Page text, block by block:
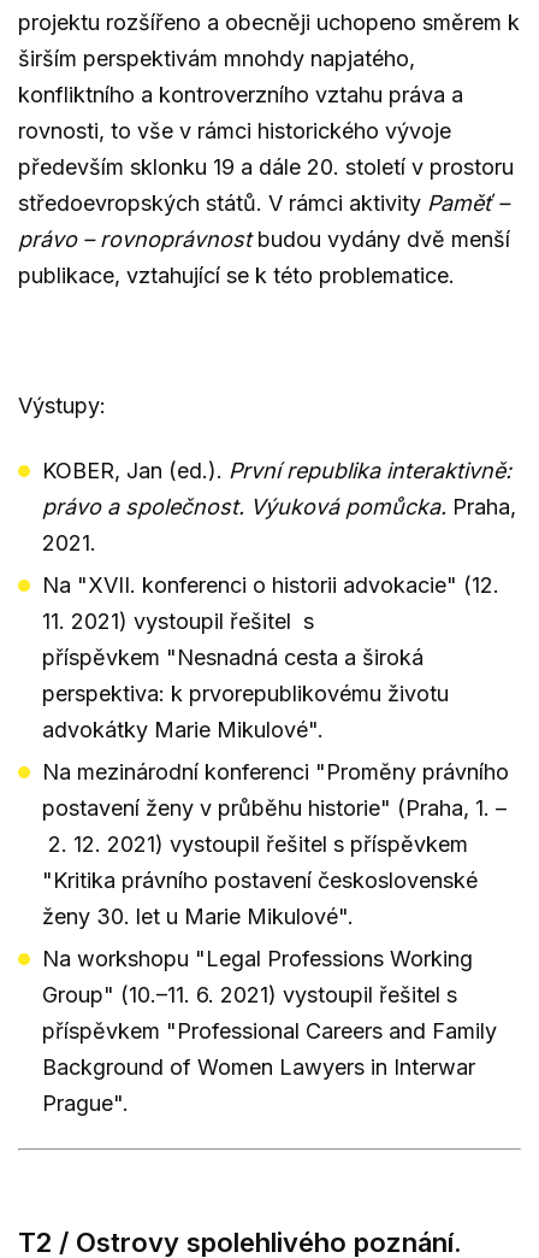
projektu rozšířeno a obecněji uchopeno směrem k
širším perspektivám mnohdy napjatého,
konfliktního a kontroverzního vztahu práva a
rovnosti, to vše v rámci historického vývoje
především sklonku 19 a dále 20. století v prostoru
středoevropských států. V rámci aktivity Paměť –
právo – rovnoprávnostbudou vydány dvě menší
publikace, vztahující se k této problematice.
Výstupy:
KOBER, Jan (ed.). První republika interaktivně:
právo a společnost. Výuková pomůcka. Praha,
2021.
Na "XVII. konferenci o historii advokacie" (12.
11. 2021) vystoupil řešitel s
příspěvkem "Nesnadná cesta a široká
perspektiva: k prvorepublikovému životu
advokátky Marie Mikulové".
Na mezinárodní konferenci "Proměny právního
postavení ženy v průběhu historie" (Praha, 1. –
2. 12. 2021) vystoupil řešitel s příspěvkem
"Kritika právního postavení československé
ženy 30. let u Marie Mikulové".
Na workshopu "Legal Professions Working
Group" (10.–11. 6. 2021) vystoupil řešitel s
příspěvkem "Professional Careers and Family
Background of Women Lawyers in Interwar
Prague".
T2 / Ostrovy spolehlivého poznání.